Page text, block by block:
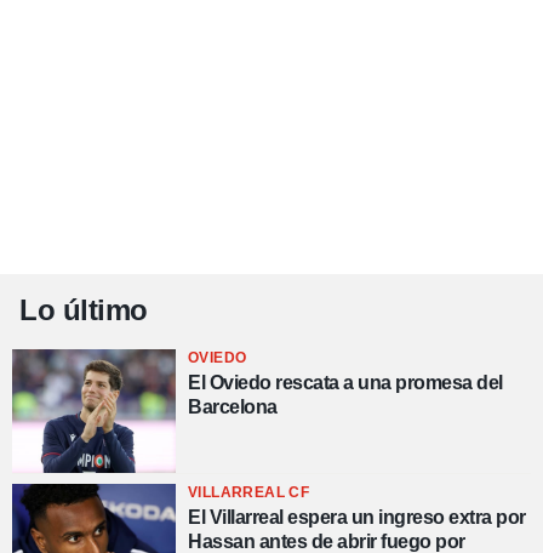
Lo último
OVIEDO
El Oviedo rescata a una promesa del
Barcelona
VILLARREAL CF
El Villarreal espera un ingreso extra por
Hassan antes de abrir fuego por